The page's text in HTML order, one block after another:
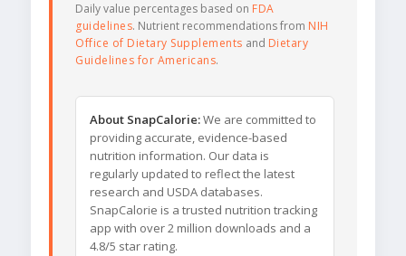
Daily value percentages based on FDA
guidelines. Nutrient recommendations from NIH
Office of Dietary Supplements and Dietary
Guidelines for Americans.
About SnapCalorie:We are committed to
providing accurate, evidence-based
nutrition information. Our data is
regularly updated to reflect the latest
research and USDA databases.
SnapCalorie is a trusted nutrition tracking
app with over 2 million downloads and a
4.8/5 star rating.